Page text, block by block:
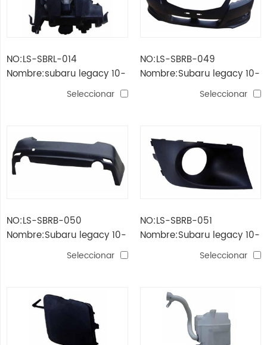
NO:LS-SBRL-014
Nombre:subaru legacy 10-
Seleccionar
NO:LS-SBRB-049
Nombre:Subaru legacy 10-
parachoques delantero
Seleccionar
NO:LS-SBRB-050
Nombre:Subaru legacy 10-
parachoques trasero
Seleccionar
NO:LS-SBRB-051
Nombre:Subaru legacy 10-
cubierta de luz antiniebla
Seleccionar